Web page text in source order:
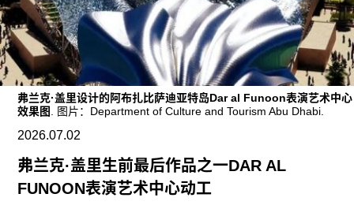
联系我们
关注我们
弗兰克·盖里设计的阿布扎比萨迪亚特岛Dar al Funoon表演艺术中心
效果图
. 图片：Department of Culture and Tourism Abu Dhabi.
2026.07.02
弗兰克·盖里生前最后作品之一DAR AL
FUNOON表演艺术中心动工